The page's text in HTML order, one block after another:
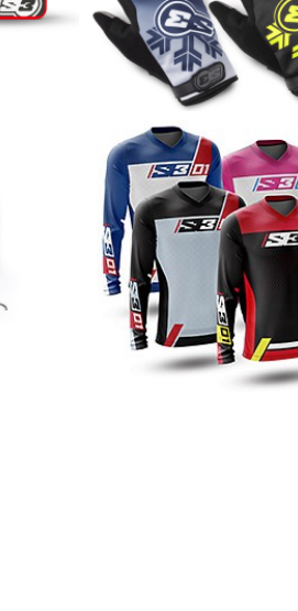
ICE-NANO
que han comprado 👆
han comprado esto 👇
S3 COLECCIÓN 01